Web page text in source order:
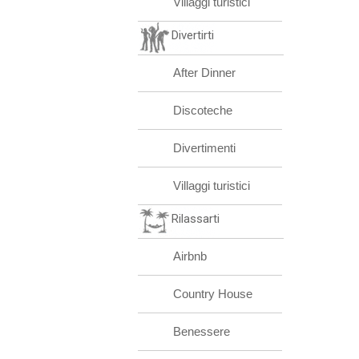
Divertirti
After Dinner
Discoteche
Divertimenti
Villaggi turistici
Rilassarti
Airbnb
Country House
Benessere